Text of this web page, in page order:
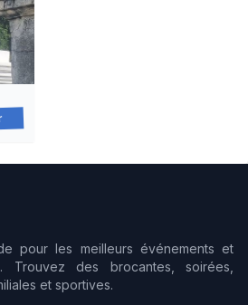
saint-paul
pour les meilleurs événements et
Trouvez des brocantes, soirées,
et sportives.